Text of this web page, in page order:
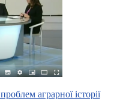
аграрної історії